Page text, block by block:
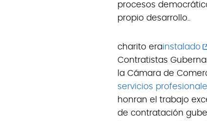
procesos
propio desarrollo..
charito erainstalado
Contratistas
la Cámara de
servicios
honran el trabajo
de contratación